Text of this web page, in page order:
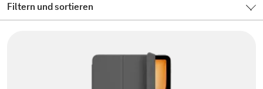
Filtern und sortieren